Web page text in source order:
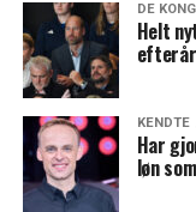
DE
Helt
KENDTE
Har
løn